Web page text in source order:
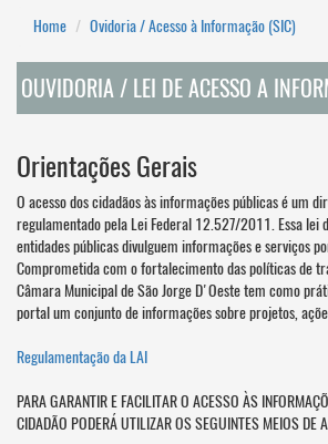
Home Ovidoria / Acesso à Informação (SIC)
OUVIDORIA / LEI DE ACESSO A
Orientações Gerais
O acesso dos cidadãos às informações públicas é um
regulamentado pela Lei Federal 12.527/2011. Essa lei
entidades públicas divulguem informações e serviços
Comprometida com o fortalecimento das políticas de
Câmara Municipal de São Jorge D'Oeste tem como
portal um conjunto de informações sobre projetos,
Regulamentação da LAI
PARA GARANTIR E FACILITAR O ACESSO ÀS
CIDADÃO PODERÁ UTILIZAR OS SEGUINTES MEIOS DE